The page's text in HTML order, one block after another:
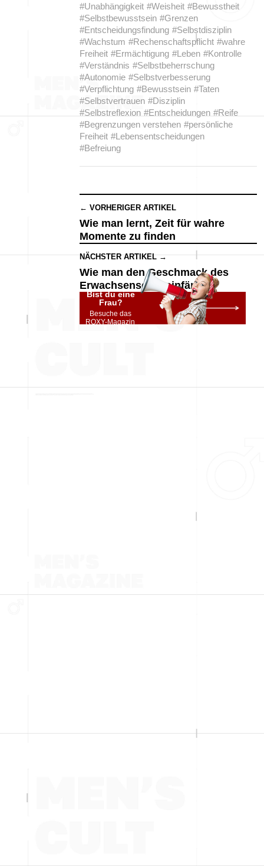
#Unabhängigkeit #Weisheit #Bewusstheit
#Selbstbewusstsein #Grenzen
#Entscheidungsfindung #Selbstdisziplin
#Wachstum #Rechenschaftspflicht #wahre
Freiheit #Ermächtigung #Leben #Kontrolle
#Verständnis #Selbstbeherrschung
#Autonomie #Selbstverbesserung
#Verpflichtung #Bewusstsein #Taten
#Selbstvertrauen #Disziplin
#Selbstreflexion #Entscheidungen #Reife
#Begrenzungen verstehen #persönliche
Freiheit #Lebensentscheidungen
#Befreiung
← VORHERIGER ARTIKEL
Wie man lernt, Zeit für wahre
Momente zu finden
NÄCHSTER ARTIKEL →
Wie man den Geschmack des
Erwachsenseins einfängt
Bist du eine
Frau?
Besuche das
ROXY-Magazin